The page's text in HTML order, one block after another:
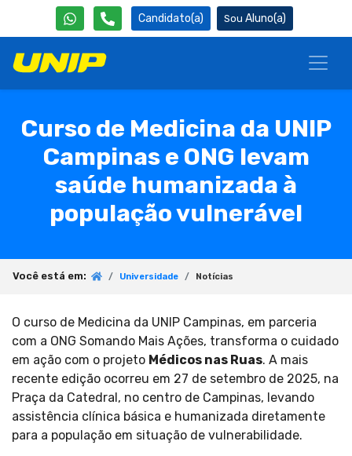
Candidato(a) Aluno(a)
Curso de Medicina da UNIP
Campinas e ONG levam
saúde humanizada à
população vulnerável
Você está em: Universidade Notícias
O curso de Medicina da UNIP Campinas, em parceria
com a ONG Somando Mais Ações, transforma o cuidado
em ação com o projeto Médicos nas Ruas. A mais
recente edição ocorreu em 27 de setembro de 2025, na
Praça da Catedral, no centro de Campinas, levando
assistência clínica básica e humanizada diretamente
para a população em situação de vulnerabilidade.